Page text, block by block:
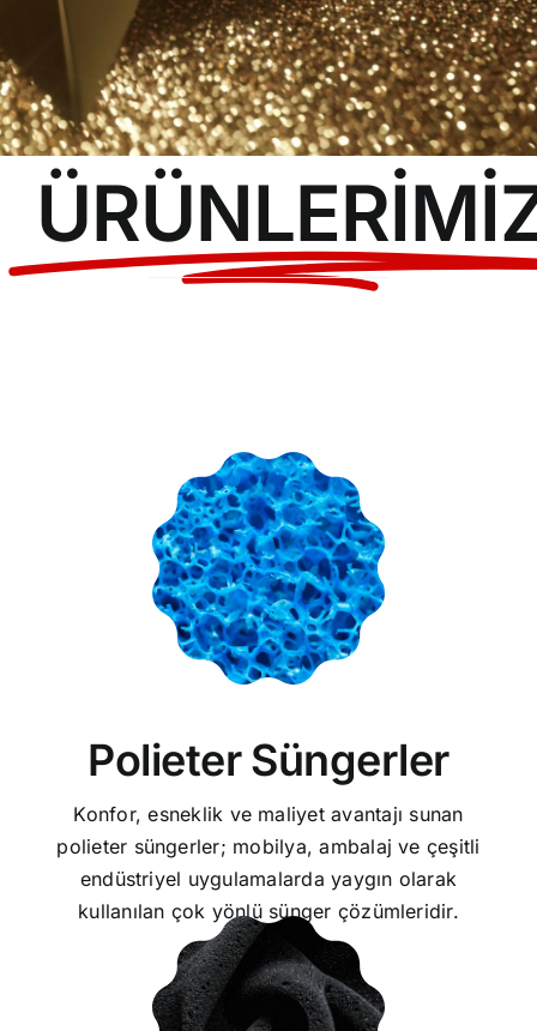
S.S.S.
Haberler YENİ
İletişim
Polieter Süngerler
Konfor, esneklik ve maliyet avantajı sunan
polieter süngerler; mobilya, ambalaj ve çeşitli
endüstriyel uygulamalarda yaygın olarak
kullanılan çok yönlü sünger çözümleridir.